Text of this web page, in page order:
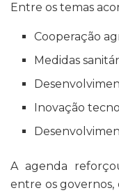
Entre os temas
Cooperação
Medidas
Inovação
A agenda
entre os